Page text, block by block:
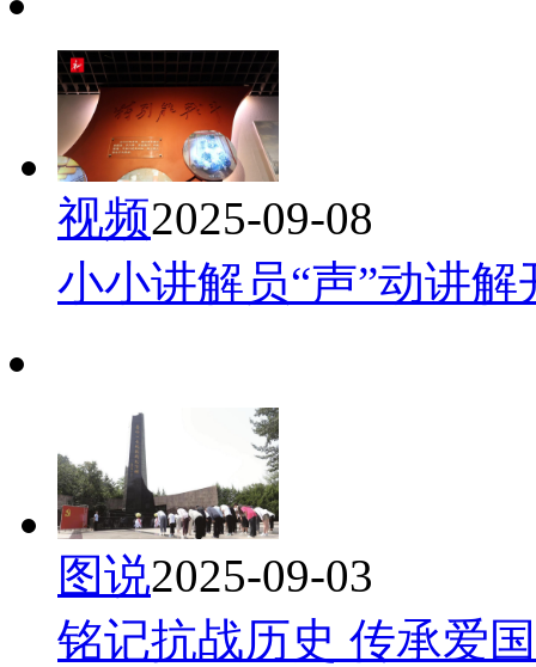
视频2025-09-08
小小讲解员“声”动讲
图说2025-09-03
铭记抗战历史 传承爱